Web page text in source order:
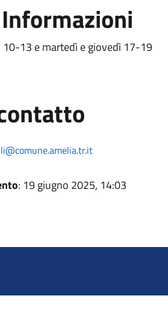
13 e martedì e giovedì 17-19
: 19 giugno 2025, 14:03